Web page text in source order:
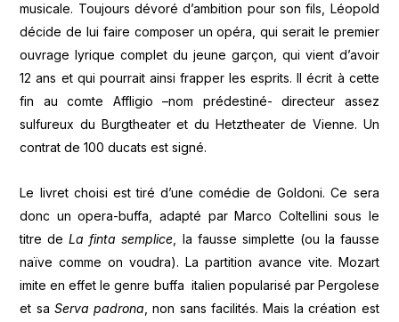
musicale. Toujours dévoré d’ambition pour son fils, Léopold
décide de lui faire composer un opéra, qui serait le premier
ouvrage lyrique complet du jeune garçon, qui vient d’avoir
12 ans et qui pourrait ainsi frapper les esprits. Il écrit à cette
fin au comte Affligio –nom prédestiné- directeur assez
sulfureux du Burgtheater et du Hetztheater de Vienne. Un
contrat de 100 ducats est signé.
Le livret choisi est tiré d’une comédie de Goldoni. Ce sera
donc un opera-buffa, adapté par Marco Coltellini sous le
titre deLa finta semplice , la fausse simplette (ou la fausse
naïve comme on voudra). La partition avance vite. Mozart
imite en effet le genre buffa italien popularisé par Pergolese
et sa Serva padrona , non sans facilités. Mais la création est